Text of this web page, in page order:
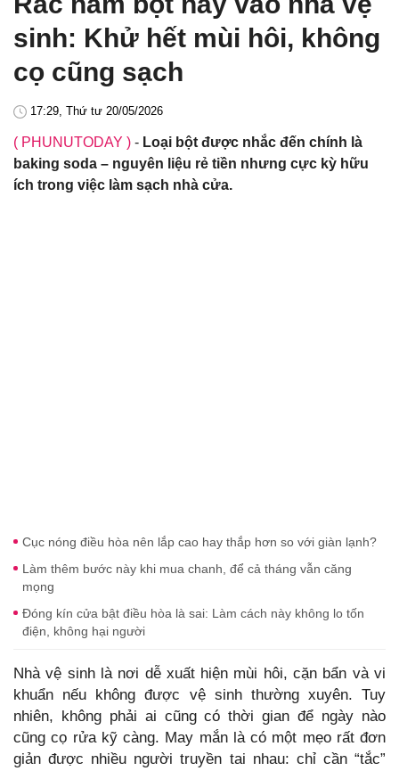
sinh: Khử hết mùi hôi, không
cọ cũng sạch
17:29, Thứ tư 20/05/2026
( PHUNUTODAY ) - Loại bột được nhắc đến chính là
baking soda – nguyên liệu rẻ tiền nhưng cực kỳ hữu
ích trong việc làm sạch nhà cửa.
Cục nóng điều hòa nên lắp cao hay thắp hơn so với giàn lạnh?
Làm thêm bước này khi mua chanh, để cả tháng vẫn căng
mọng
Đóng kín cửa bật điều hòa là sai: Làm cách này không lo tốn
điện, không hại người
Nhà vệ sinh là nơi dễ xuất hiện mùi hôi, cặn bẩn và vi
khuẩn nếu không được vệ sinh thường xuyên. Tuy
nhiên, không phải ai cũng có thời gian để ngày nào
cũng cọ rửa kỹ càng. May mắn là có một mẹo rất đơn
giản được nhiều người truyền tai nhau: chỉ cần “tắc”